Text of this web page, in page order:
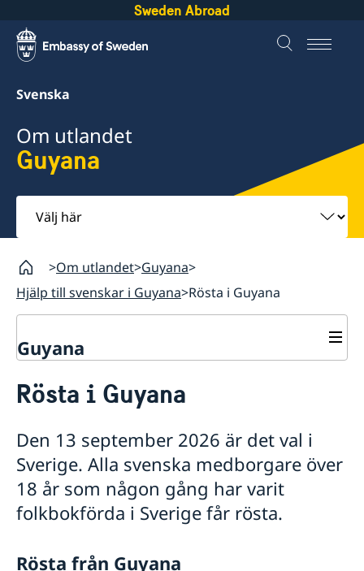
Sweden Abroad
Svenska
Om utlandet
Guyana
Välj
här
Om utlandet Guyana
Hjälp till svenskar i Guyana Rösta i Guyana
Guyana
Hjälp till svenskar i Guyana
Pass utomlands
Förlust av pass
Legaliseringar
Gifta sig utomlands
Reseinformation
Aktuella händelser
Rösta i Guyana
Den 13 september 2026 är det val i
Sverige. Alla svenska medborgare över
18 år som någon gång har varit
folkbokförda i Sverige får rösta.
Rösta från Guyana